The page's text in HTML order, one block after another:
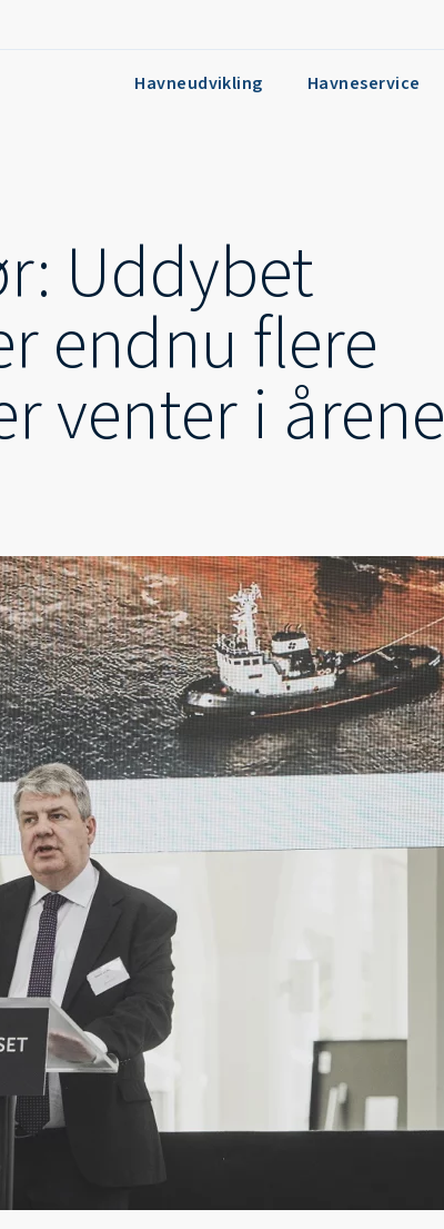
Havneudvikling Havneservice
Uddybet
endnu flere
venter i årene